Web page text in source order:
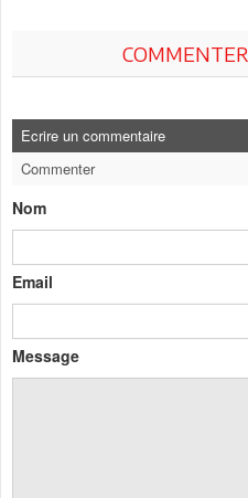
Ecrire un commentaire
Commenter
Nom
Email
Message